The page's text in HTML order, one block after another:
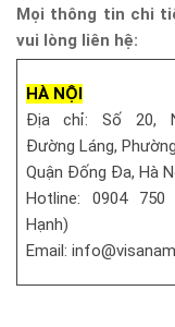
Mọi thông tin chi
vui lòng liên hệ:
HÀ NỘI
Địa chỉ: Số 20,
Đường Láng,
Quận Đống Đa, Hà
Hotline: 0904
Hạnh)
Email: